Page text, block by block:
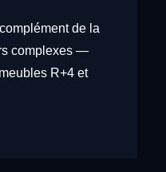
de la
complexes —
R+4 et